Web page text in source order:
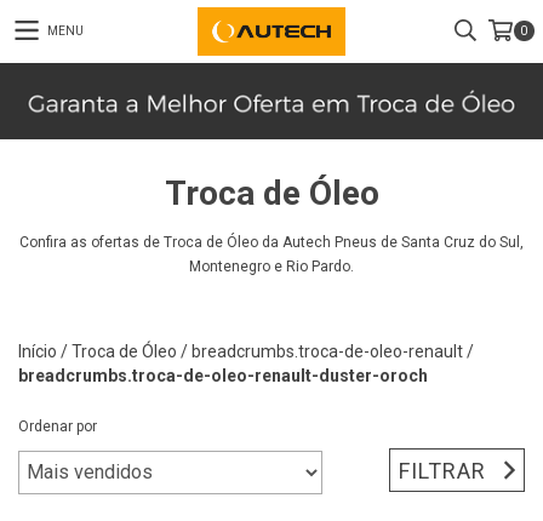
MENU 0
Troca de Óleo
Confira as ofertas de Troca de Óleo da Autech Pneus de Santa Cruz do Sul,
Montenegro e Rio Pardo.
Início /Troca de Óleo /breadcrumbs.troca-de-oleo-renault/
breadcrumbs.troca-de-oleo-renault-duster-oroch
Ordenar por
FILTRAR